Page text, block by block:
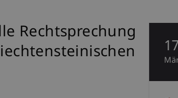
Rechtsprechung
17